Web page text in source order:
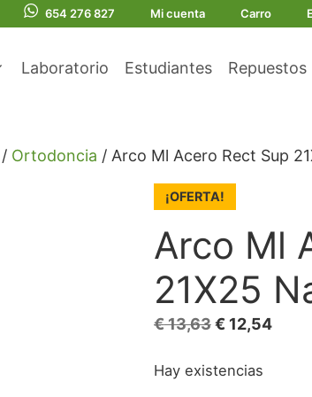
654 276 827 Mi cuenta Carro
Laboratorio Estudiantes Repuestos
/ Ortodoncia / Arco Ml Acero Rect Sup
¡OFERTA!
Arco Ml
21X25
€13,63 El
original
€ 12,54El
Hay existencias